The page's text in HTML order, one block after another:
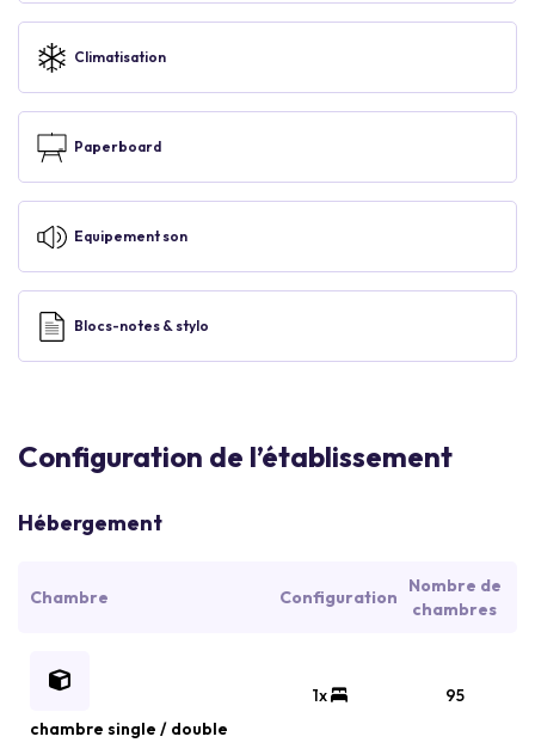
Climatisation
Paperboard
Equipement son
Blocs-notes & stylo
Configuration de l’établissement
Hébergement
Chambre Configuration
Nombre de
chambres
chambre single / double
1x 95